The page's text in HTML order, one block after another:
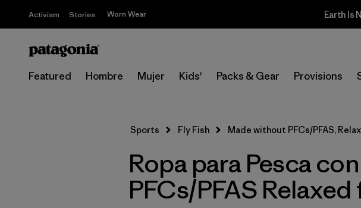
Activism Stories Worn Wear Earth Is
Featured Hombre Mujer Kids' Packs & Gear Provisions
Selecciona una tienda
Filtrar por
Price
Filtrar por
Size
Filtrar por
Fit 1
Sports Fly Fish Made without PFCs/PFAS,
Ropa para Pesca
PFCs/PFAS Relaxed